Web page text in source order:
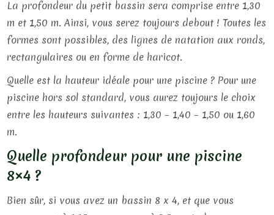
La profondeur du petit bassin sera comprise entre 1,30
m et 1,50 m. Ainsi, vous serez toujours debout ! Toutes les
formes sont possibles, des lignes de natation aux ronds,
rectangulaires ou en forme de haricot.
Quelle est la hauteur idéale pour une piscine ? Pour une
piscine hors sol standard, vous aurez toujours le choix
entre les hauteurs suivantes : 1,30 – 1,40 – 1,50 ou 1,60
m.
Quelle profondeur pour une piscine
8×4 ?
Bien sûr, si vous avez un bassin 8 x 4, et que vous